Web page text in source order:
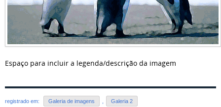
Espaço para incluir a legenda/descrição da imagem
registrado em: Galeria de imagens Galeria 2